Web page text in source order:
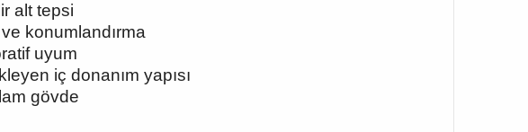
alt tepsi
konumlandırma
uyum
iç donanım yapısı
gövde